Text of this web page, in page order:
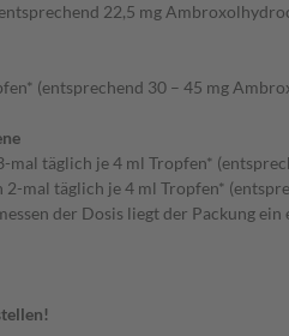
22,5 mg
(entsprechend 30 – 45 mg
mal täglich je 4 ml Tropfen*
mal täglich je 4 ml Tropfen*
der Dosis liegt der Packung